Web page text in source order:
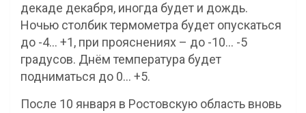
декаде декабря, иногда будет и дождь.
Ночью столбик термометра будет опускаться
до -4… +1, при прояснениях – до -10… -5
градусов. Днём температура будет
подниматься до 0… +5.
После 10 января в Ростовскую область вновь